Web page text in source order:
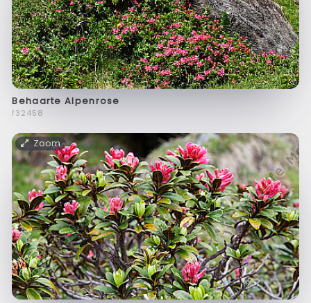
Behaarte Alpenrose
f32458
Zoom